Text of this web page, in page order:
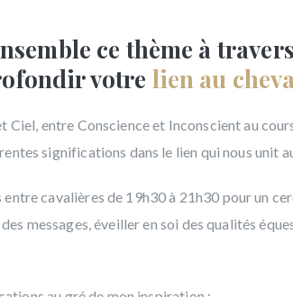
ce thème à travers
votre lien au
entre Conscience et Inconscient au
significations dans le lien qui nous unit
cavalières de 19h30 à 21h30 pour un
messages, éveiller en soi des qualités